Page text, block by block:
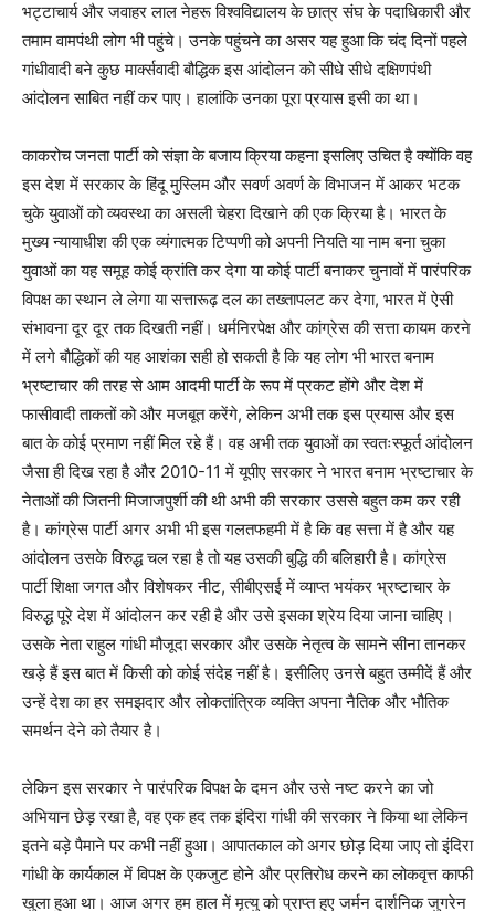
भट्टाचार्य और जवाहर लाल नेहरू विश्वविद्यालय के छात्र संघ के पदाधिकारी और
तमाम वामपंथी लोग भी पहुंचे। उनके पहुंचने का असर यह हुआ कि चंद दिनों पहले
गांधीवादी बने कुछ मार्क्सवादी बौद्धिक इस आंदोलन को सीधे सीधे दक्षिणपंथी
आंदोलन साबित नहीं कर पाए। हालांकि उनका पूरा प्रयास इसी का था।
काकरोच जनता पार्टी को संज्ञा के बजाय क्रिया कहना इसलिए उचित है क्योंकि वह
इस देश में सरकार के हिंदू मुस्लिम और सवर्ण अवर्ण के विभाजन में आकर भटक
चुके युवाओं को व्यवस्था का असली चेहरा दिखाने की एक क्रिया है। भारत के
मुख्य न्यायाधीश की एक व्यंगात्मक टिप्पणी को अपनी नियति या नाम बना चुका
युवाओं का यह समूह कोई क्रांति कर देगा या कोई पार्टी बनाकर चुनावों में पारंपरिक
विपक्ष का स्थान ले लेगा या सत्तारूढ़ दल का तख्तापलट कर देगा, भारत में ऐसी
संभावना दूर दूर तक दिखती नहीं। धर्मनिरपेक्ष और कांग्रेस की सत्ता कायम करने
में लगे बौद्धिकों की यह आशंका सही हो सकती है कि यह लोग भी भारत बनाम
भ्रष्टाचार की तरह से आम आदमी पार्टी के रूप में प्रकट होंगे और देश में
फासीवादी ताकतों को और मजबूत करेंगे, लेकिन अभी तक इस प्रयास और इस
बात के कोई प्रमाण नहीं मिल रहे हैं। वह अभी तक युवाओं का स्वतःस्फूर्त आंदोलन
जैसा ही दिख रहा है और 2010-11 में यूपीए सरकार ने भारत बनाम भ्रष्टाचार के
नेताओं की जितनी मिजाजपुर्शी की थी अभी की सरकार उससे बहुत कम कर रही
है। कांग्रेस पार्टी अगर अभी भी इस गलतफहमी में है कि वह सत्ता में है और यह
आंदोलन उसके विरुद्ध चल रहा है तो यह उसकी बुद्धि की बलिहारी है। कांग्रेस
पार्टी शिक्षा जगत और विशेषकर नीट, सीबीएसई में व्याप्त भयंकर भ्रष्टाचार के
विरुद्ध पूरे देश में आंदोलन कर रही है और उसे इसका श्रेय दिया जाना चाहिए।
उसके नेता राहुल गांधी मौजूदा सरकार और उसके नेतृत्व के सामने सीना तानकर
खड़े हैं इस बात में किसी को कोई संदेह नहीं है। इसीलिए उनसे बहुत उम्मीदें हैं और
उन्हें देश का हर समझदार और लोकतांत्रिक व्यक्ति अपना नैतिक और भौतिक
समर्थन देने को तैयार है।
लेकिन इस सरकार ने पारंपरिक विपक्ष के दमन और उसे नष्ट करने का जो
अभियान छेड़ रखा है, वह एक हद तक इंदिरा गांधी की सरकार ने किया था लेकिन
इतने बड़े पैमाने पर कभी नहीं हुआ। आपातकाल को अगर छोड़ दिया जाए तो इंदिरा
गांधी के कार्यकाल में विपक्ष के एकजुट होने और प्रतिरोध करने का लोकवृत्त काफी
खुला हुआ था। आज अगर हम हाल में मृत्यु को प्राप्त हुए जर्मन दार्शनिक जुगरेन